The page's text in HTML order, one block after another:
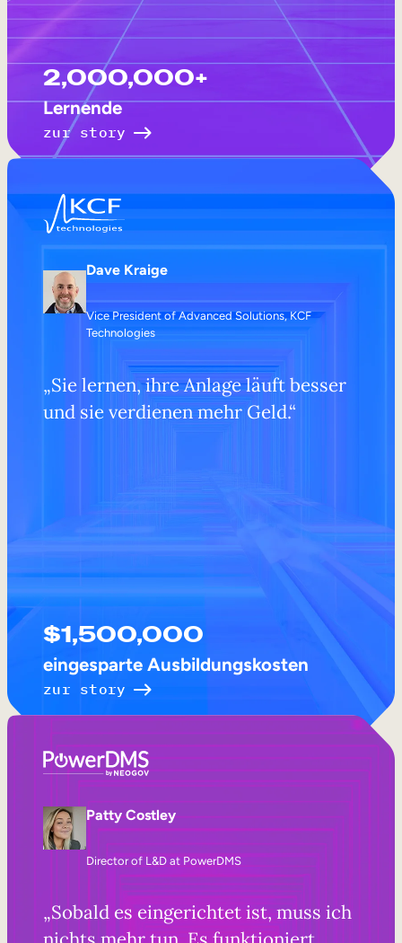
2,000,000+
Lernende
zur story
Dave Kraige
Vice President of Advanced Solutions, KCF
Technologies
„Sie lernen, ihre Anlage läuft besser
und sie verdienen mehr Geld.“
$1,500,000
eingesparte Ausbildungskosten
zur story
Patty Costley
Director of L&D at PowerDMS
„Sobald es eingerichtet ist, muss ich